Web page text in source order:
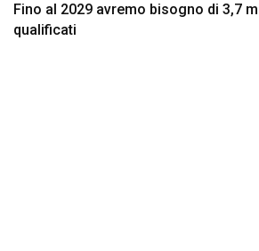
Fino al 2029 avremo bisogno di 3,7
qualificati